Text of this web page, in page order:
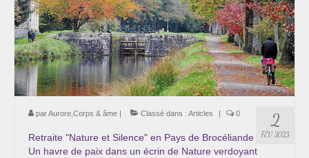
2
FÉV 2023
parAurore,Corps & âme | Classé dans : Articles | 0
Retraite "Nature et Silence" en Pays de Brocéliande
Un havre de paix dans un écrin de Nature verdoyant